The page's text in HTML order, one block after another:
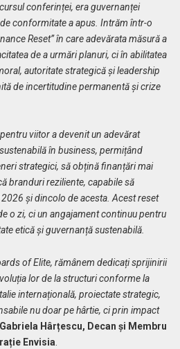
conferinței, era guvernanței
conformitate a apus. Intrăm într-o
Reset” în care adevărata măsură a
de a urmări planuri, ci în abilitatea
autoritate strategică și leadership
de incertitudine permanentă și crize
viitor a devenit un adevărat
în business, permițând
strategici, să obțină finanțări mai
branduri reziliente, capabile să
și dincolo de acesta. Acest reset
o zi, ci un angajament continuu pentru
etică și guvernanță sustenabilă.
of Elite, rămânem dedicați sprijinirii
lor de la structuri conforme la
internațională, proiectate strategic,
nu doar pe hârtie, ci prin impact
Hârțescu, Decan și Membru
Envisia